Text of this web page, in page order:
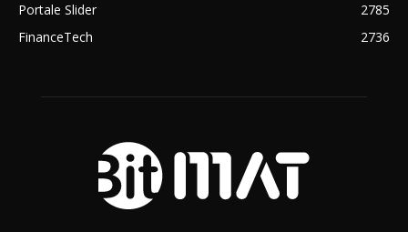
Portale Slider
2785
FinanceTech
2736